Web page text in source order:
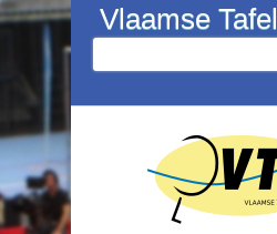
Overslaan en naar de inhoud gaan
Vlaamse
Zoekveld